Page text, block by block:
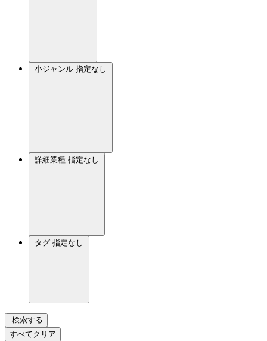
小ジャンル 指定なし
詳細業種 指定なし
タグ 指定なし
検索する
すべてクリア